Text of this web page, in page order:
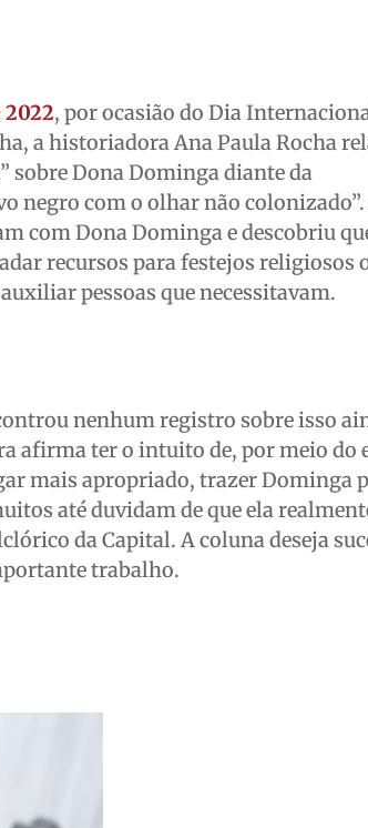
, por ocasião do Dia
a historiadora Ana Paula Rocha
sobre Dona Dominga diante da
negro com o olhar não colonizado”.
com Dona Dominga e descobriu
recursos para festejos religiosos
pessoas que necessitavam.
nenhum registro sobre isso
afirma ter o intuito de, por meio do
mais apropriado, trazer Dominga
até duvidam de que ela
da Capital. A coluna deseja
trabalho.